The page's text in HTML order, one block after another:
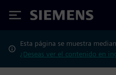
Siemens
Esta página se muestra
¿Deseas ver el contenido en